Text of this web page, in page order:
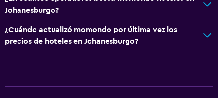
Estacionamiento accesible
Baño
Secador de pelo
Johanesburgo?
¿Cuándo actualizó momondo por última vez los
precios de hoteles en Johanesburgo?